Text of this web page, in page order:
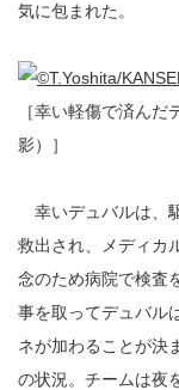
気に包まれた。
［幸い軽傷で済ん
影）］
幸いデュバルは、
救出され、メディカ
念のため病院で検査
事を取ってデュバル
ネが加わることが決
の状況。チームは夜